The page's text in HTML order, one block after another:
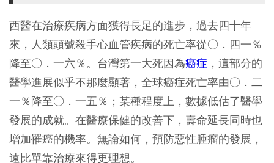
西醫在治療疾病方面獲得長足的進步，過去四十年
來，人類頭號殺手心血管疾病的死亡率從○．四一％
降至○．一六％。台灣第一大死因為癌症 ，這部分的
醫學進展似乎不那麼顯著，全球癌症死亡率由○．二
一％降至○．一五％；某種程度上，數據低估了醫學
發展的成就。在醫療保健的改善下，壽命延長同時也
增加罹癌的機率。無論如何，預防惡性腫瘤的發展，
遠比單靠治療來得更理想。